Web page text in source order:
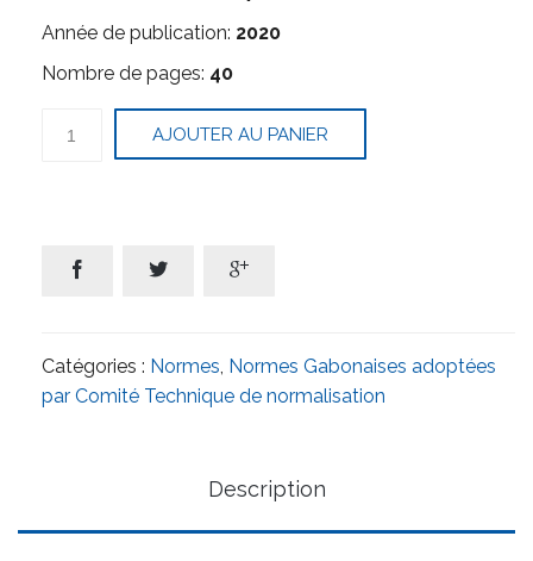
Année de publication: 2020
Nombre de pages: 40
Plastiques
Principes
généraux
AJOUTER AU PANIER
  
Catégories : Normes Normes Gabonaises adoptées
par Comité Technique de normalisation
Description